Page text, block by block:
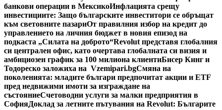
банкови операции в МексикоИнфлацията срещу
инвестициите: Защо българските инвеститори се обръщат
към световните пазариОт правилния избор на кредит до
управлението на личния бюджет в новия епизод на
подкаста „Силата на доброто“Revolut представя глобалния
си централен офис, като очертава глобалната си визия и
амбициозен график за 100 милиона клиентиБисер Кинг и
Тодореско заложиха на Vzemipari.bgСмяна на
поколенията: младите българи предпочитат акции и ETF
пред недвижими имоти за изграждане на
състояниеСчетоводни услуги за малки предприятия в
СофияДоклад за летните пътувания на Revolut: Българите